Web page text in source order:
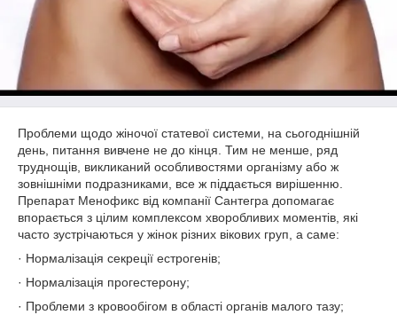
Проблеми щодо жіночої статевої системи, на сьогоднішній
день, питання вивчене не до кінця. Тим не менше, ряд
труднощів, викликаний особливостями організму або ж
зовнішніми подразниками, все ж піддається вирішенню.
Препарат Менофикс від компанії Сантегра допомагає
впорається з цілим комплексом хворобливих моментів, які
часто зустрічаються у жінок різних вікових груп, а саме:
· Нормалізація секреції естрогенів;
· Нормалізація прогестерону;
· Проблеми з кровообігом в області органів малого тазу;